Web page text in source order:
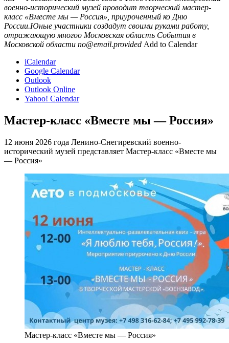
военно-исторический музей проводит творческий мастер-
класс «Вместе мы — Россия», приуроченный ко Дню
России.Юные участники создадут своими руками работу,
отражающую многоо Московская область События в
Московской области no@email.provided Add to Calendar
iCalendar
Google Calendar
Outlook
Outlook Online
Yahoo! Calendar
Мастер-класс «Вместе мы — Россия»
12 июня 2026 года Ленино-Снегиревский военно-
исторический музей представляет Мастер-класс «Вместе мы
— Россия»
Мастер-класс «Вместе мы — Россия»